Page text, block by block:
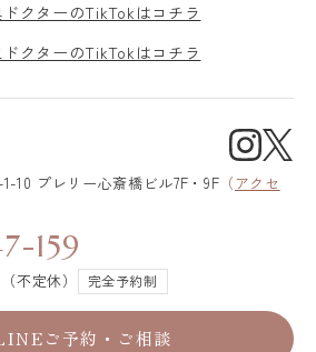
クターのTikTokはコチラ
クターのTikTokはコチラ
10 プレリー心斎橋ビル7F・9F （アクセ
159
不定休） 完全予約制
ご予約・ご相談